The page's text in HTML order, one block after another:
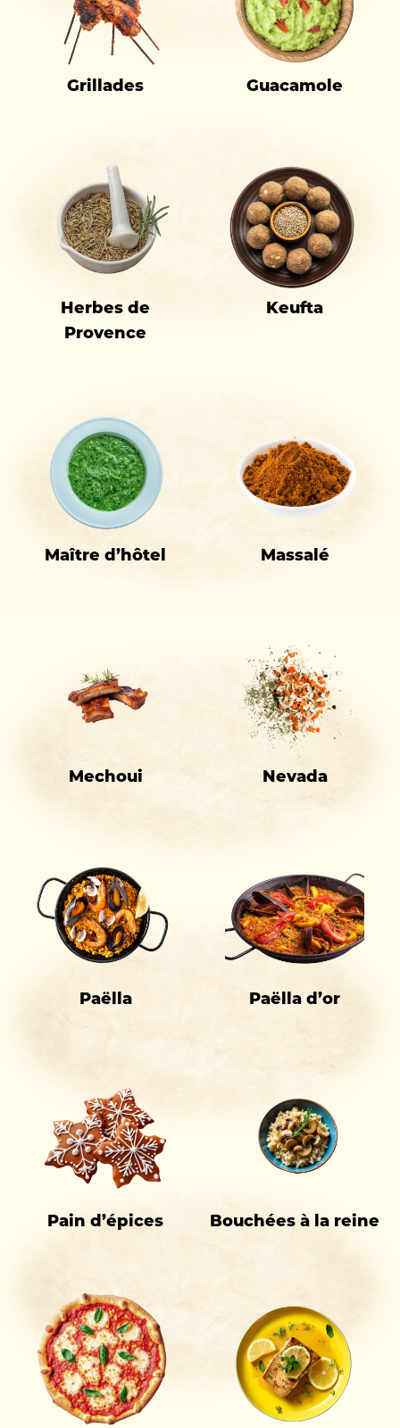
Grillades Guacamole
Herbes de
Provence
Keufta
Maître d’hôtel Massalé
Mechoui Nevada
Paëlla Paëlla d’or
Pain d’épices Bouchées à la reine